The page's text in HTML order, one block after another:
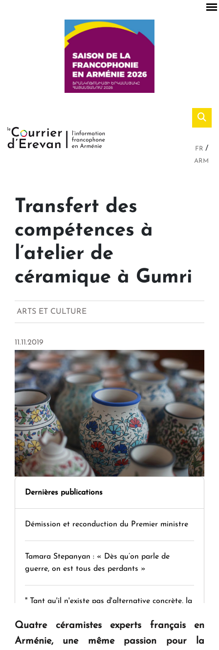
FR
ARM
Transfert des
compétences à
l’atelier de
céramique à Gumri
ARTS ET CULTURE
11.11.2019
Dernières publications
Démission et reconduction du Premier ministre
Tamara Stepanyan : « Dès qu’on parle de
guerre, on est tous des perdants »
" Tant qu'il n'existe pas d'alternative concrète, la
KASA : 30 ans d'audace, de résilience et d'avenir
Quatre céramistes experts français en
Arménie, une même passion pour la